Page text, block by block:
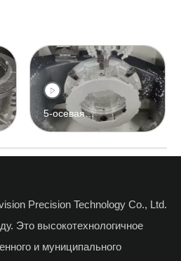
5-осевая
машинная
Precision Technology Co., Ltd.
Это высокотехнологичное
и муниципального